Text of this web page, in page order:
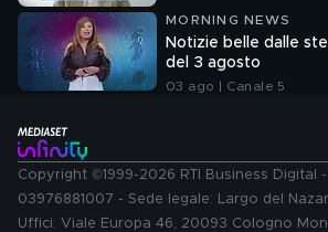
MORNING NEWS
Notizie belle dalle
del 3 agosto
03 ago | Canale 5
Copyright ©1999-2026 RTI Business Digital -
03976881007 - Sede legale: Largo del
Uffici: Viale Europa 46, 20093 Cologno